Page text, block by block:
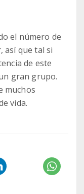
el número de
así que tal si
de este
gran grupo.
muchos
vida.